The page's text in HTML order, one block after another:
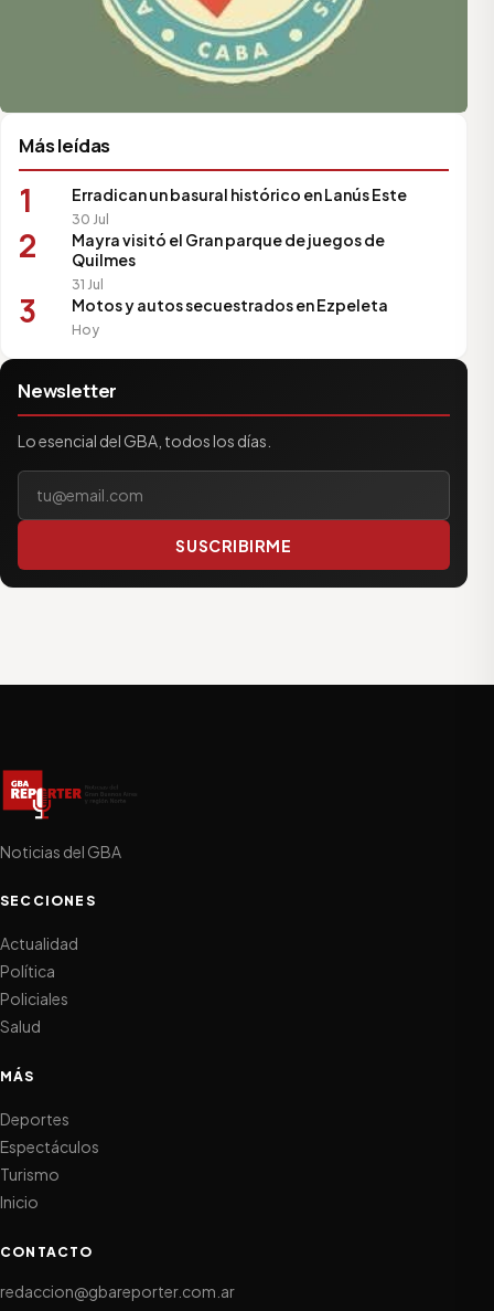
Más leídas
1 Erradican un basural histórico en Lanús Este
30 Jul
2
Mayra visitó el Gran parque de juegos de
Quilmes
31 Jul
3 Motos y autos secuestrados en Ezpeleta
Hoy
Newsletter
Lo esencial del GBA, todos los días.
Tu correo electrónico
SUSCRIBIRME
Noticias del GBA
SECCIONES
Actualidad
Política
Policiales
Salud
MÁS
Deportes
Espectáculos
Turismo
Inicio
CONTACTO
redaccion@gbareporter.com.ar